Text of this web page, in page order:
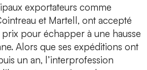
exportateurs comme
et Martell, ont accepté
prix pour échapper à une hausse
Alors que ses expéditions ont
un an, l’interprofession